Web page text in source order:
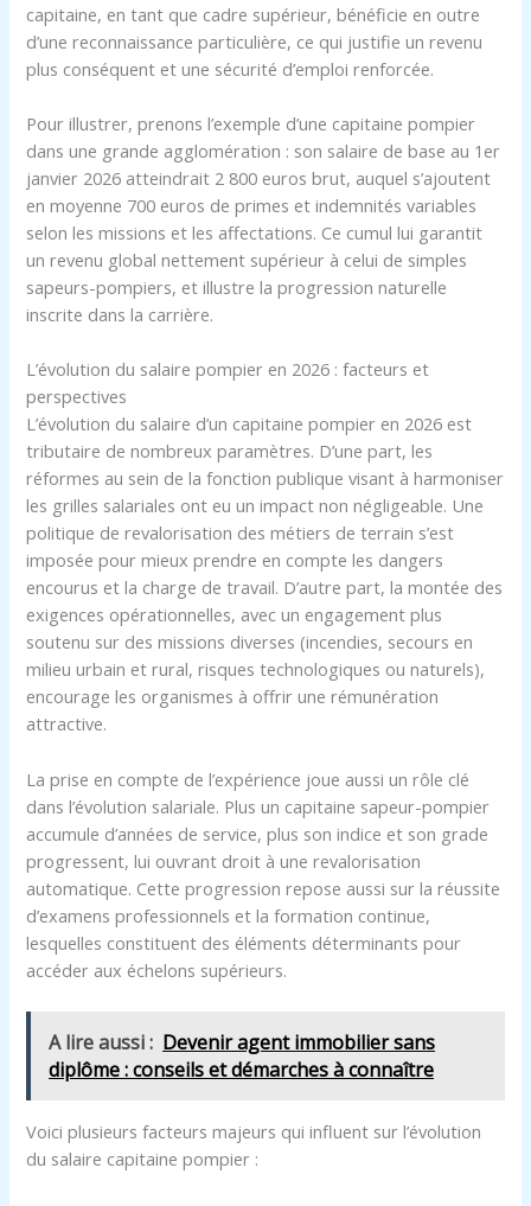
capitaine, en tant que cadre supérieur, bénéficie en outre
d’une reconnaissance particulière, ce qui justifie un revenu
plus conséquent et une sécurité d’emploi renforcée.
Pour illustrer, prenons l’exemple d’une capitaine pompier
dans une grande agglomération : son salaire de base au 1er
janvier 2026 atteindrait 2 800 euros brut, auquel s’ajoutent
en moyenne 700 euros de primes et indemnités variables
selon les missions et les affectations. Ce cumul lui garantit
un revenu global nettement supérieur à celui de simples
sapeurs-pompiers, et illustre la progression naturelle
inscrite dans la carrière.
L’évolution du salaire pompier en 2026 : facteurs et
perspectives
L’évolution du salaire d’un capitaine pompier en 2026 est
tributaire de nombreux paramètres. D’une part, les
réformes au sein de la fonction publique visant à harmoniser
les grilles salariales ont eu un impact non négligeable. Une
politique de revalorisation des métiers de terrain s’est
imposée pour mieux prendre en compte les dangers
encourus et la charge de travail. D’autre part, la montée des
exigences opérationnelles, avec un engagement plus
soutenu sur des missions diverses (incendies, secours en
milieu urbain et rural, risques technologiques ou naturels),
encourage les organismes à offrir une rémunération
attractive.
La prise en compte de l’expérience joue aussi un rôle clé
dans l’évolution salariale. Plus un capitaine sapeur-pompier
accumule d’années de service, plus son indice et son grade
progressent, lui ouvrant droit à une revalorisation
automatique. Cette progression repose aussi sur la réussite
d’examens professionnels et la formation continue,
lesquelles constituent des éléments déterminants pour
accéder aux échelons supérieurs.
A lire aussi : Devenir agent immobilier sans
diplôme : conseils et démarches à connaître
Voici plusieurs facteurs majeurs qui influent sur l’évolution
du salaire capitaine pompier :